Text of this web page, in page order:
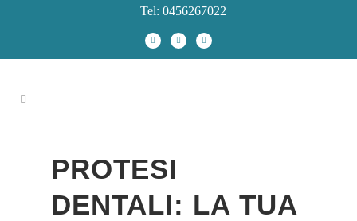
Tel: 0456267022
PROTESI
DENTALI: LA TUA